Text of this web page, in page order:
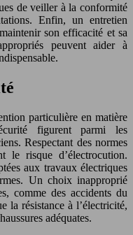
de veiller à la conformité
Enfin, un entretien
son efficacité et sa
peuvent aider à
particulière en matière
figurent parmi les
Respectant des normes
le risque d’électrocution.
aux travaux électriques
Un choix inapproprié
comme des accidents du
la résistance à l’électricité,
adéquates.